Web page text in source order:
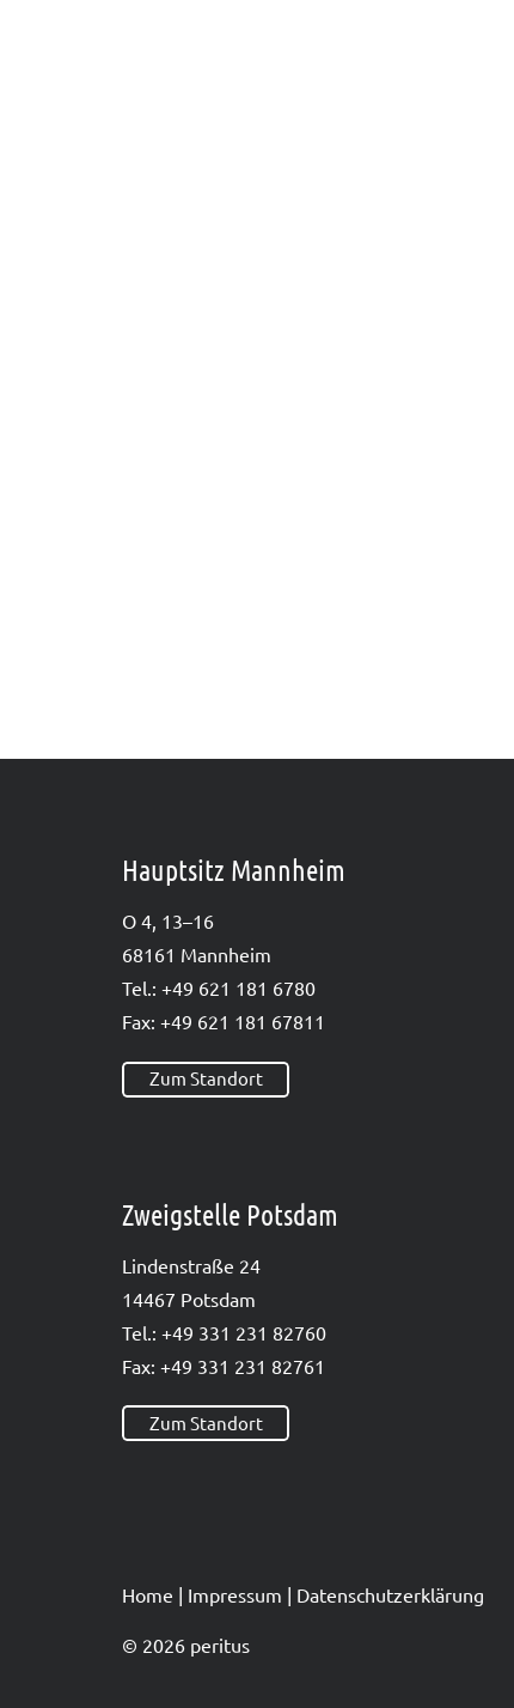
Hauptsitz Mannheim
O 4, 13–16
68161 Mann­heim
Tel.: +49 621 181 6780
Fax: +49 621 181 67811
Zum Standort
Zweigstelle Potsdam
Lin­den­stra­ße 24
14467 Pots­dam
Tel.: +49 331 231 82760
Fax: +49 331 231 82761
Zum Standort
Home Impres­sum Datenschutzerklärung
© 2026 peritus